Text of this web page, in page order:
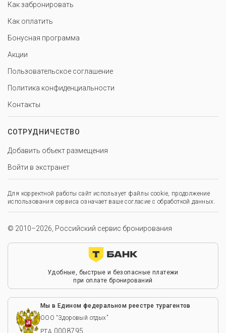
Как забронировать
Как оплатить
Бонусная программа
Акции
Пользовательское соглашение
Политика конфиденциальности
Контакты
СОТРУДНИЧЕСТВО
Добавить объект размещения
Войти в экстранет
Для корректной работы сайт использует файлы cookie, продолжение
использования сервиса означает ваше согласие с обработкой данных.
© 2010–2026, Российский сервис бронирования
Удобные, быстрые и безопасные платежи
при оплате бронирований
Мы в Едином федеральном реестре турагентов
ООО “Здоровый отдых”
РТА 0008795